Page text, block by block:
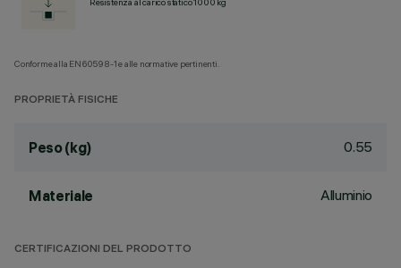
Conforme alla EN60598-1 e alle normative pertinenti.
PROPRIETÀ FISICHE
Peso (kg) 0.55
Materiale Alluminio
CERTIFICAZIONI DEL PRODOTTO